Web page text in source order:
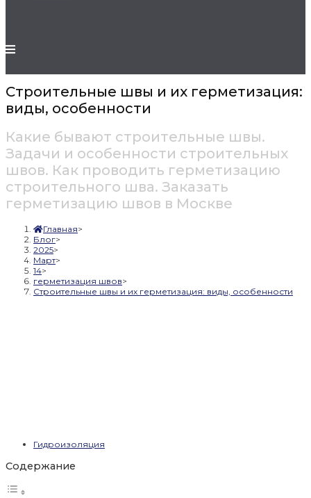
Строительные швы и их герметизация:
виды, особенности
Какие бывают строительные швы.
Задачи и особенности строительных
швов. Как проводить герметизацию
строительного шва. Заказать
герметизацию швов в Москве
Главная>
Блог>
2025>
Март>
14>
герметизация швов>
Строительные швы и их герметизация: виды, особенности
Гидроизоляция
Содержание